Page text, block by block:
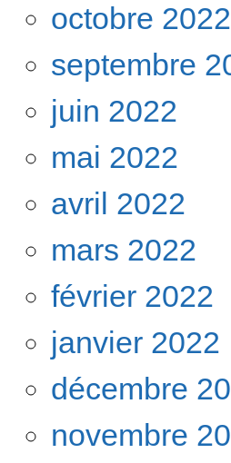
octobre 2022
septembre
juin 2022
mai 2022
avril 2022
mars 2022
février 2022
janvier 2022
décembre
novembre